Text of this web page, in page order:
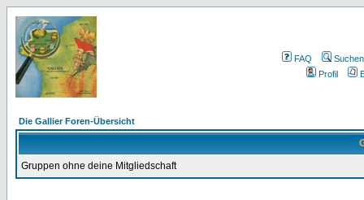
FAQ
Suchen
Profil
Die Gallier Foren-Übersicht
Gruppen ohne deine Mitgliedschaft